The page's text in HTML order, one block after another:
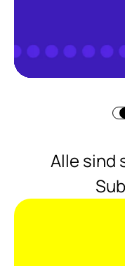
Alle sind